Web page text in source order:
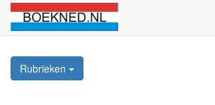
Rubrieken